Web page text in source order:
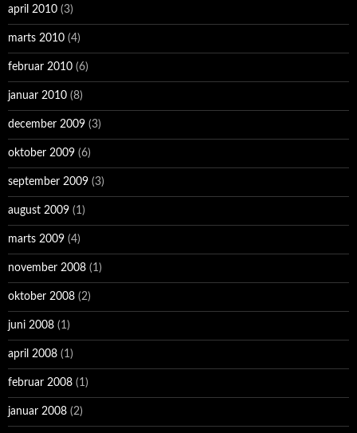
april 2010 (3)
marts 2010 (4)
februar 2010 (6)
januar 2010 (8)
december 2009 (3)
oktober 2009 (6)
september 2009 (3)
august 2009 (1)
marts 2009 (4)
november 2008 (1)
oktober 2008 (2)
juni 2008 (1)
april 2008 (1)
februar 2008 (1)
januar 2008 (2)